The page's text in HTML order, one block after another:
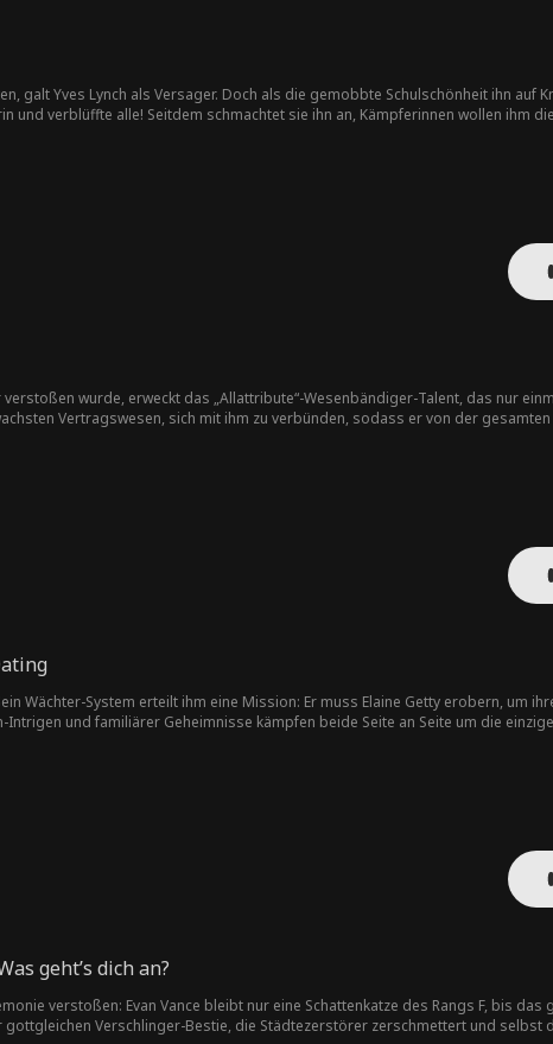
galt Yves Lynch als Versager. Doch als die gemobbte Schulschönheit ihn auf
und verblüffte alle! Seitdem schmachtet sie ihn an, Kämpferinnen wollen ihm
wurde, erweckt das „Allattribute“-Wesenbändiger-Talent, das nur
Vertragswesen, sich mit ihm zu verbünden, sodass er von der
Wächter-System erteilt ihm eine Mission: Er muss Elaine Getty erobern, um
und familiärer Geheimnisse kämpfen beide Seite an Seite um die
geht’s dich an?
verstoßen: Evan Vance bleibt nur eine Schattenkatze des Rangs F, bis das
gottgleichen Verschlinger-Bestie, die Städtezerstörer zerschmettert und selbst